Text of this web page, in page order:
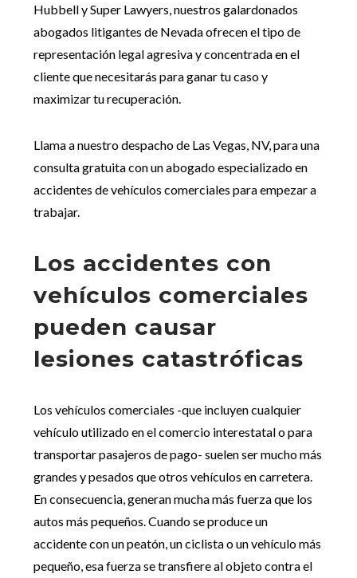
Hubbell y Super Lawyers, nuestros galardonados
abogados litigantes de Nevada ofrecen el tipo de
representación legal agresiva y concentrada en el
cliente que necesitarás para ganar tu caso y
maximizar tu recuperación.
Llama a nuestro despacho de Las Vegas, NV, para una
consulta gratuita con un abogado especializado en
accidentes de vehículos comerciales para empezar a
trabajar.
Los accidentes con
vehículos comerciales
pueden causar
lesiones catastróficas
Los vehículos comerciales -que incluyen cualquier
vehículo utilizado en el comercio interestatal o para
transportar pasajeros de pago- suelen ser mucho más
grandes y pesados que otros vehículos en carretera.
En consecuencia, generan mucha más fuerza que los
autos más pequeños. Cuando se produce un
accidente con un peatón, un ciclista o un vehículo más
pequeño, esa fuerza se transfiere al objeto contra el